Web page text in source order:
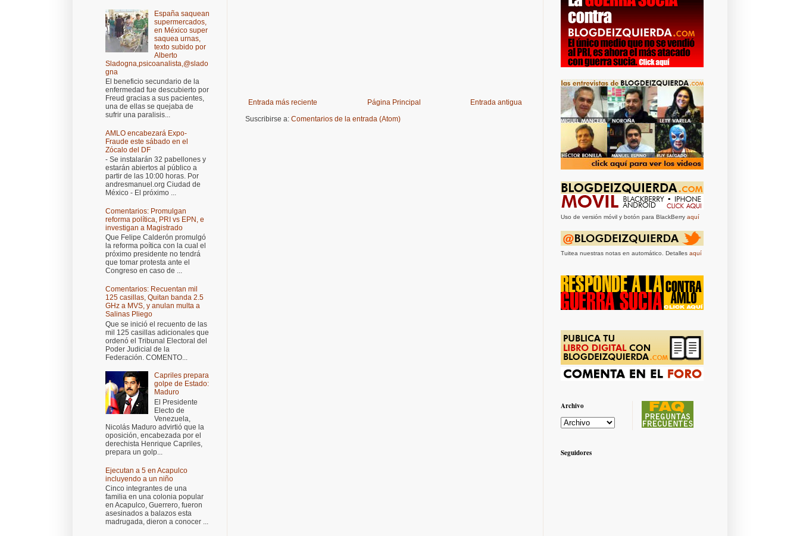
Entrada más reciente Entrada antigua
Página Principal
Suscribirse a: Comentarios de la entrada (Atom)
España saquean
supermercados,
en México super
saquea urnas,
texto subido por
Alberto
Sladogna,psicoanalista,@slado
gna
El beneficio secundario de la
enfermedad fue descubierto por
Freud gracias a sus pacientes,
una de ellas se quejaba de
sufrir una paralisis...
AMLO encabezará Expo-
Fraude este sábado en el
Zócalo del DF
- Se instalarán 32 pabellones y
estarán abiertos al público a
partir de las 10:00 horas. Por
andresmanuel.org Ciudad de
México - El próximo ...
Comentarios: Promulgan
reforma política, PRI vs EPN, e
investigan a Magistrado
Que Felipe Calderón promulgó
la reforma poítica con la cual el
próximo presidente no tendrá
que tomar protesta ante el
Congreso en caso de ...
Comentarios: Recuentan mil
125 casillas, Quitan banda 2.5
GHz a MVS, y anulan multa a
Salinas Pliego
Que se inició el recuento de las
mil 125 casillas adicionales que
ordenó el Tribunal Electoral del
Poder Judicial de la
Federación. COMENTO...
Capriles prepara
golpe de Estado:
Maduro
El Presidente
Electo de
Venezuela,
Nicolás Maduro advirtió que la
oposición, encabezada por el
derechista Henrique Capriles,
prepara un golp...
Ejecutan a 5 en Acapulco
incluyendo a un niño
Cinco integrantes de una
familia en una colonia popular
en Acapulco, Guerrero, fueron
asesinados a balazos esta
madrugada, dieron a conocer ...
Uso de versión móvil y botón para BlackBerry aquí
Tuitea nuestras notas en automático. Detalles aquí
Archivo
Seguidores